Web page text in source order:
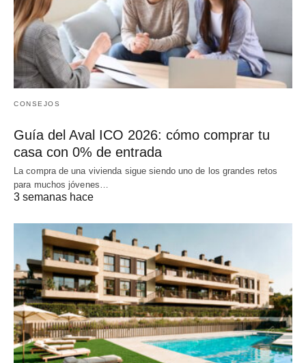
CONSEJOS
Guía del Aval ICO 2026: cómo comprar tu
casa con 0% de entrada
La compra de una vivienda sigue siendo uno de los grandes retos
para muchos jóvenes…
3 semanas hace